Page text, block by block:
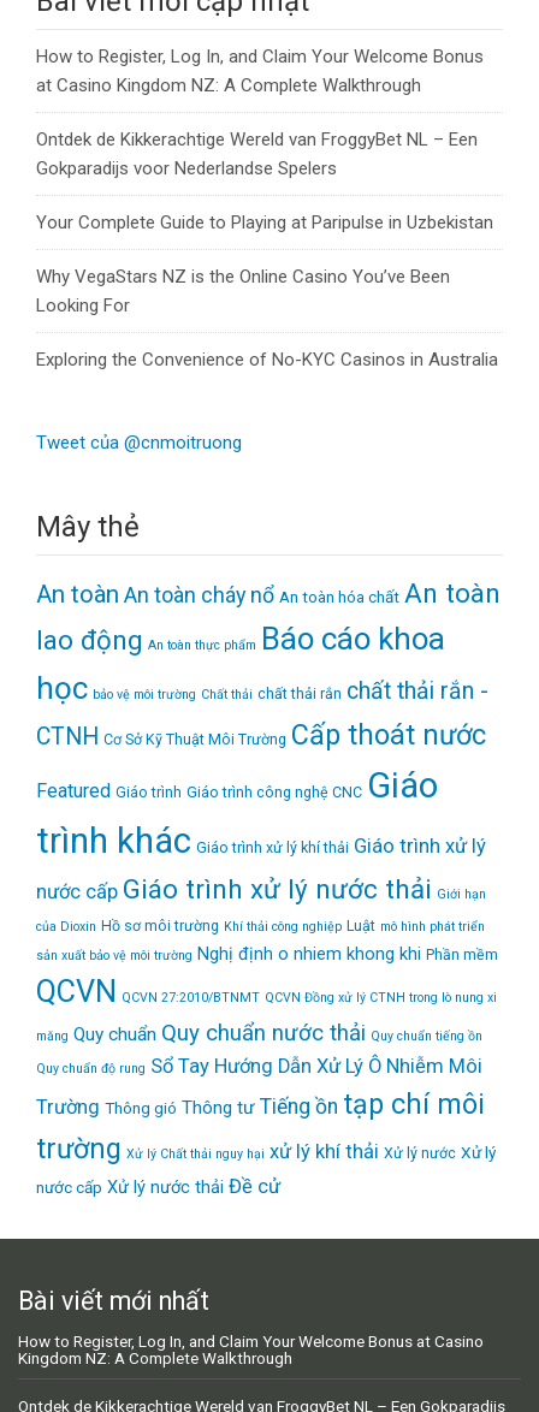
How to Register, Log In, and Claim Your Welcome Bonus
at Casino Kingdom NZ: A Complete Walkthrough
Ontdek de Kikkerachtige Wereld van FroggyBet NL – Een
Gokparadijs voor Nederlandse Spelers
Your Complete Guide to Playing at Paripulse in Uzbekistan
Why VegaStars NZ is the Online Casino You’ve Been
Looking For
Exploring the Convenience of No-KYC Casinos in Australia
Tweet của @cnmoitruong
Mây thẻ
An toàn An toàn cháy nổ An toàn hóa chất An toàn
lao động An toàn thực phẩm Báo cáo khoa
học bảo vệ môi trường Chất thải chất thải rắn chất thải rắn -
CTNH Cơ Sở Kỹ Thuật Môi Trường Cấp thoát nước
Featured Giáo trình Giáo trình công nghệ CNC Giáo
trình khác Giáo trình xử lý khí thải Giáo trình xử lý
nước cấp Giáo trình xử lý nước thải Giới hạn
của Dioxin Hồ sơ môi trường Khí thải công nghiệp Luật mô hình phát triển
sản xuất bảo vệ môi trường Nghị định o nhiem khong khi Phần mềm
QCVN QCVN 27:2010/BTNMT QCVN Đồng xử lý CTNH trong lò nung xi
măng Quy chuẩn Quy chuẩn nước thải Quy chuẩn tiếng ồn
Quy chuẩn độ rung Sổ Tay Hướng Dẫn Xử Lý Ô Nhiễm Môi
Trường Thông gió Thông tư Tiếng ồn tạp chí môi
trường Xử lý Chất thải nguy hại xử lý khí thải Xử lý nước Xử lý
nước cấp Xử lý nước thải Đề cử
Bài viết mới nhất
How to Register, Log In, and Claim Your Welcome Bonus at Casino
Kingdom NZ: A Complete Walkthrough
Ontdek de Kikkerachtige Wereld van FroggyBet NL – Een Gokparadijs